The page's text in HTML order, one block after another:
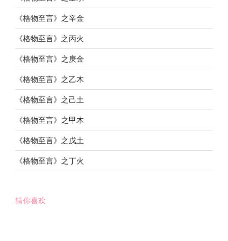
《格物至言》之辛金
《格物至言》之丙火
《格物至言》之庚金
《格物至言》之乙木
《格物至言》之己土
《格物至言》之甲木
《格物至言》之戊土
《格物至言》之丁火
猜你喜欢